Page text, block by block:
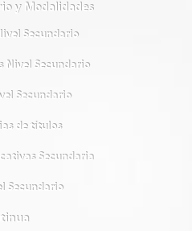
y Modalidades
Secundario
Nivel Secundario
Secundario
de títulos
Secundaria
Secundario